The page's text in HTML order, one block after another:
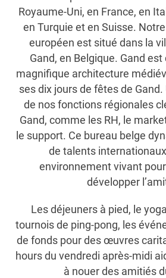
Royaume-Uni, en France, en
en Turquie et en Suisse.
européen est situé dans la
Gand, en Belgique. Gand
magnifique architecture
ses dix jours de fêtes de
de nos fonctions régionales
Gand, comme les RH, le
le support. Ce bureau belge
de talents
environnement vivant
développer
Les déjeuners à pied, le
tournois de ping-pong, les
de fonds pour des œuvres
hours du vendredi après-midi
à nouer des amitiés